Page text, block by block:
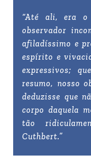
“Até ali, era o
observador
afiladíssimo e
espírito e
expressivos;
resumo, nosso
deduzisse que
corpo daquela
tão
Cuthbert.”